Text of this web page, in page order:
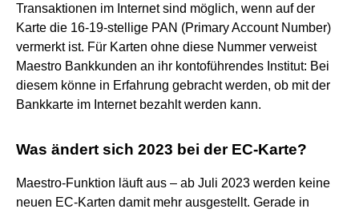
Transaktionen im Internet sind möglich, wenn auf der
Karte die 16-19-stellige PAN (Primary Account Number)
vermerkt ist. Für Karten ohne diese Nummer verweist
Maestro Bankkunden an ihr kontoführendes Institut: Bei
diesem könne in Erfahrung gebracht werden, ob mit der
Bankkarte im Internet bezahlt werden kann.
Was ändert sich 2023 bei der EC-Karte?
Maestro-Funktion läuft aus – ab Juli 2023 werden keine
neuen EC-Karten damit mehr ausgestellt. Gerade in